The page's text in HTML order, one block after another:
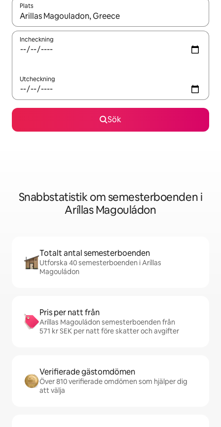
Plats
När resultaten är tillgängliga kan du navigera med upp- och
Incheckning
Utcheckning
Sök
Snabbstatistik om semesterboenden i
Aríllas Magouládon
Totalt antal semesterboenden
Utforska 40 semesterboenden i Aríllas
Magouládon
Pris per natt från
Aríllas Magouládon semesterboenden från
571 kr SEK per natt före skatter och avgifter
Verifierade gästomdömen
Över 810 verifierade omdömen som hjälper dig
att välja